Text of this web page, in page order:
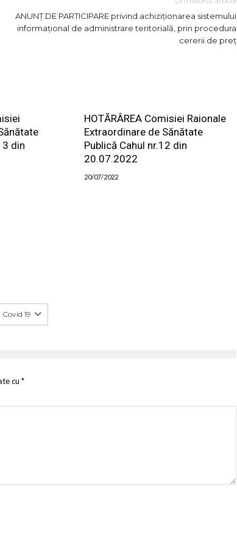
ANUNȚ DE PARTICIPARE privind achiziționarea sistemului
informațional de administrare teritorială, prin procedura
cererii de preț
din
HOTĂRÂREA Comisiei Raionale
Extraordinare de Sănătate
Publică Cahul nr.12 din
20.07.2022
20/07/2022
19
cu *